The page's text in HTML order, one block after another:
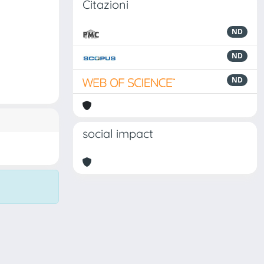
Citazioni
ND
ND
ND
social impact